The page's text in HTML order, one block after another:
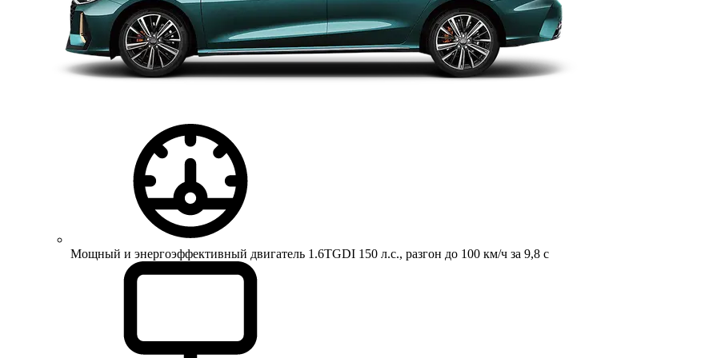
Мощный и энергоэффективный двигатель 1.6TGDI 150 л.с., разгон до 100 км/ч за 9,8 с